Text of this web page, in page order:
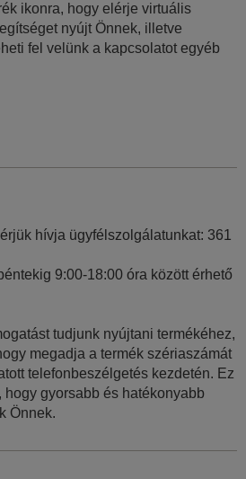
ikonra, hogy elérje virtuális
nyújt Önnek, illetve
fel velünk a kapcsolatot egyéb
hívja ügyfélszolgálatunkat: 361
9:00-18:00 óra között érhető
tudjunk nyújtani termékéhez,
megadja a termék szériaszámát
telefonbeszélgetés kezdetén. Ez
gyorsabb és hatékonyabb
Önnek.